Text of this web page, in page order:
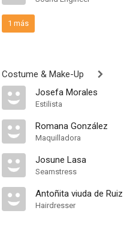
1 más
Costume & Make-Up
Josefa Morales
Estilista
Romana González
Maquilladora
Josune Lasa
Seamstress
Antoñita viuda de Ruiz
Hairdresser